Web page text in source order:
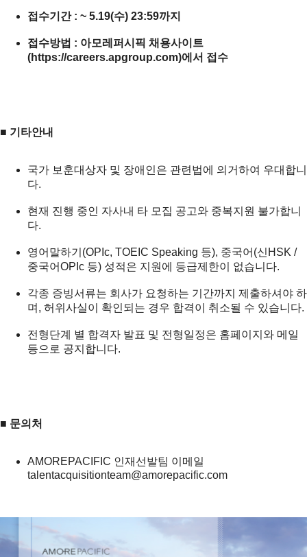
접수기간: ~ 5.19(수) 23:59까지
접수방법 : 아모레퍼시픽 채용사이트
(https://careers.apgroup.com)에서 접수
■ 기타안내
국가 보훈대상자 및 장애인은 관련법에 의거하여 우대합니
다.
현재 진행 중인 자사내 타 모집 공고와 중복지원 불가합니
다.
영어말하기(OPIc, TOEIC Speaking 등), 중국어(신HSK /
중국어OPIc 등) 성적은 지원에 등급제한이 없습니다.
각종 증빙서류는 회사가 요청하는 기간까지 제출하셔야 하
며, 허위사실이 확인되는 경우 합격이 취소될 수 있습니다.
전형단계 별 합격자 발표 및 전형일정은 홈페이지와 메일
등으로 공지합니다.
■ 문의처
AMOREPACIFIC 인재선발팀 이메일
talentacquisitionteam@amorepacific.com